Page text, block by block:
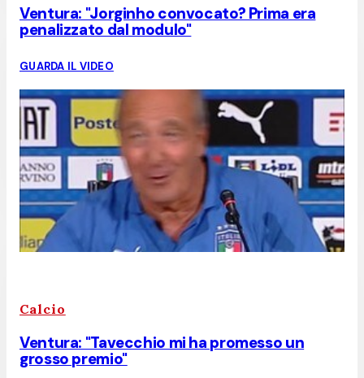
Ventura: "Jorginho convocato? Prima era
penalizzato dal modulo"
GUARDA IL VIDEO
Calcio
Ventura: "Tavecchio mi ha promesso un
grosso premio"